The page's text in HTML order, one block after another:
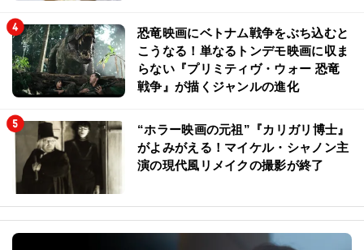
恐竜映画にベトナム戦争をぶち込むと
こうなる！単なるトンデモ映画に収ま
らない『プリミティヴ・ウォー 恐竜
戦争』が描くジャンルの進化
“ホラー映画の元祖”『カリガリ博士』
がよみがえる！マイケル・シャノン主
演の現代風リメイクの撮影が終了